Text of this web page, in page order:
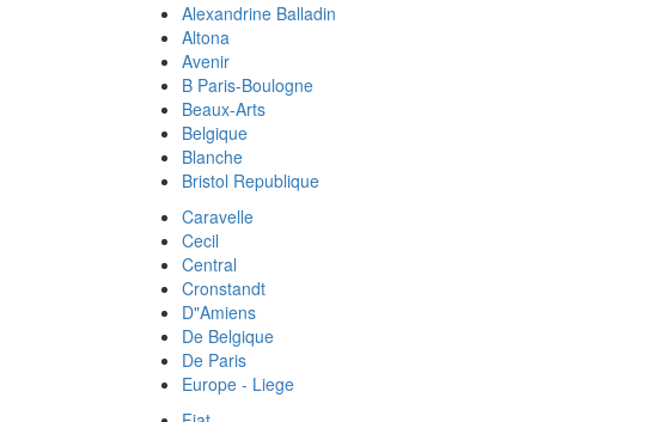
Alexandrine Balladin
Altona
Avenir
B Paris-Boulogne
Beaux-Arts
Belgique
Blanche
Bristol Republique
Caravelle
Cecil
Central
Cronstandt
D"Amiens
De Belgique
De Paris
Europe - Liege